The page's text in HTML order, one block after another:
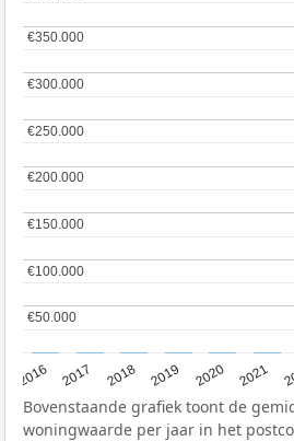
2016 2017 2018 2019 2020 2021
€50.000
€50.000
€100.000
€100.000
€150.000
€150.000
€200.000
€200.000
€250.000
€250.000
€300.000
€300.000
€350.000
€350.000
Bovenstaande grafiek toont de
woningwaarde per jaar in het